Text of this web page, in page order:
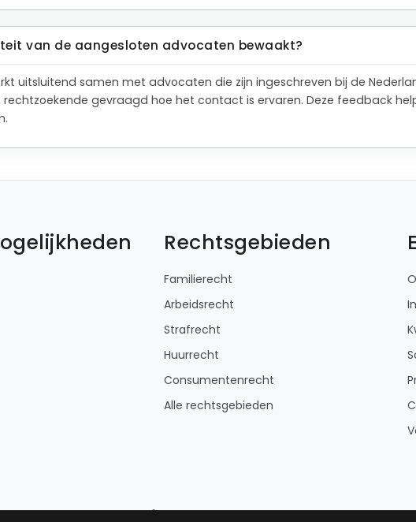
van de aangesloten advocaten bewaakt?
uitsluitend samen met advocaten die zijn ingeschreven bij de
gevraagd hoe het contact is ervaren. Deze feedback
Rechtsgebieden
Familierecht
Arbeidsrecht
Strafrecht
Huurrecht
Consumentenrecht
Alle rechtsgebieden